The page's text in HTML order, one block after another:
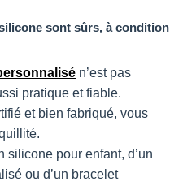
sont sûrs, à condition
n’est pas
pratique et fiable.
et bien fabriqué, vous
silicone pour enfant, d’un
ou d’un bracelet